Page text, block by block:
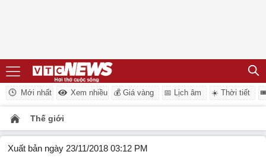
Mới nhất Xem nhiều 💰 Giá vàng 📅 Lịch âm ☀️ Thời tiết
Thế giới
Xuất bản ngày 23/11/2018 03:12 PM